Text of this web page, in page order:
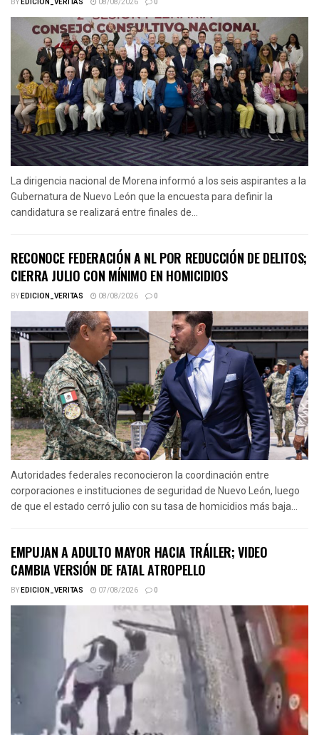
La dirigencia nacional de Morena informó a los seis aspirantes a la
Gubernatura de Nuevo León que la encuesta para definir la
candidatura se realizará entre finales de...
RECONOCE FEDERACIÓN A NL POR REDUCCIÓN DE DELITOS;
CIERRA JULIO CON MÍNIMO EN HOMICIDIOS
BYEDICION_VERITAS 08/08/2026 0
Autoridades federales reconocieron la coordinación entre
corporaciones e instituciones de seguridad de Nuevo León, luego
de que el estado cerró julio con su tasa de homicidios más baja...
EMPUJAN A ADULTO MAYOR HACIA TRÁILER; VIDEO
CAMBIA VERSIÓN DE FATAL ATROPELLO
BYEDICION_VERITAS 07/08/2026 0